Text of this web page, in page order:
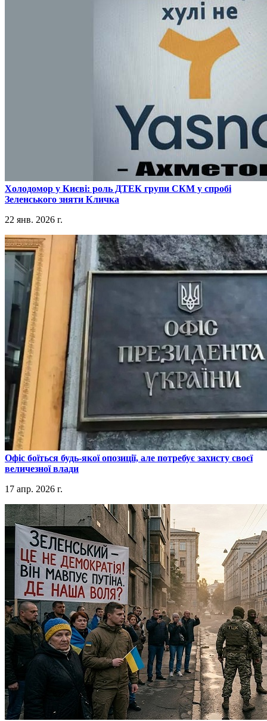
​Холодомор у Києві: роль ДТЕК групи СКМ у спробі
Зеленського зняти Кличка
22 янв. 2026 г.
​Офіс боїться будь-якої опозиції, але потребує захисту своєї
величезної влади
17 апр. 2026 г.